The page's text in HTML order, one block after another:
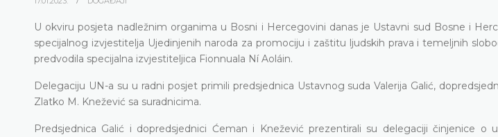
U okviru posjeta nadležnim organima u Bosni i Hercegovini danas je Ustavni sud Bosne i
specijalnog izvjestitelja Ujedinjenih naroda za promociju i zaštitu ljudskih prava i temeljnih
predvodila specijalna izvjestiteljica Fionnuala Ní Aoláin.
Delegaciju UN-a su u radni posjet primili predsjednica Ustavnog suda Valerija Galić,
Zlatko M. Knežević sa suradnicima.
Predsjednica Galić i dopredsjednici Ćeman i Knežević prezentirali su delegaciji činjenice o